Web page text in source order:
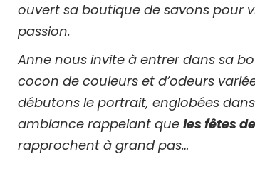
ouvert sa boutique de savons pour
passion.
Anne nous invite à entrer dans sa
cocon de couleurs et d’odeurs
débutons le portrait, englobées
ambiance rappelant que les fêtes
rapprochent à grand pas…